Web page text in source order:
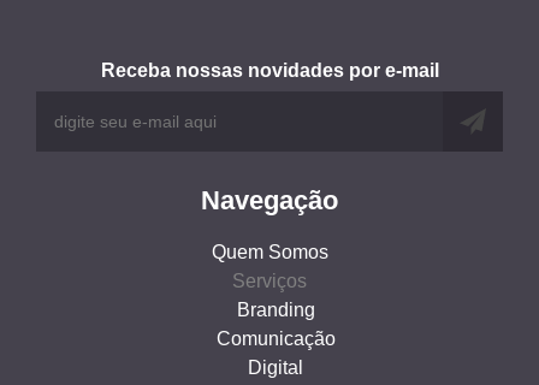
Receba nossas novidades por e-mail
Navegação
Quem Somos
Serviços
Branding
Comunicação
Digital